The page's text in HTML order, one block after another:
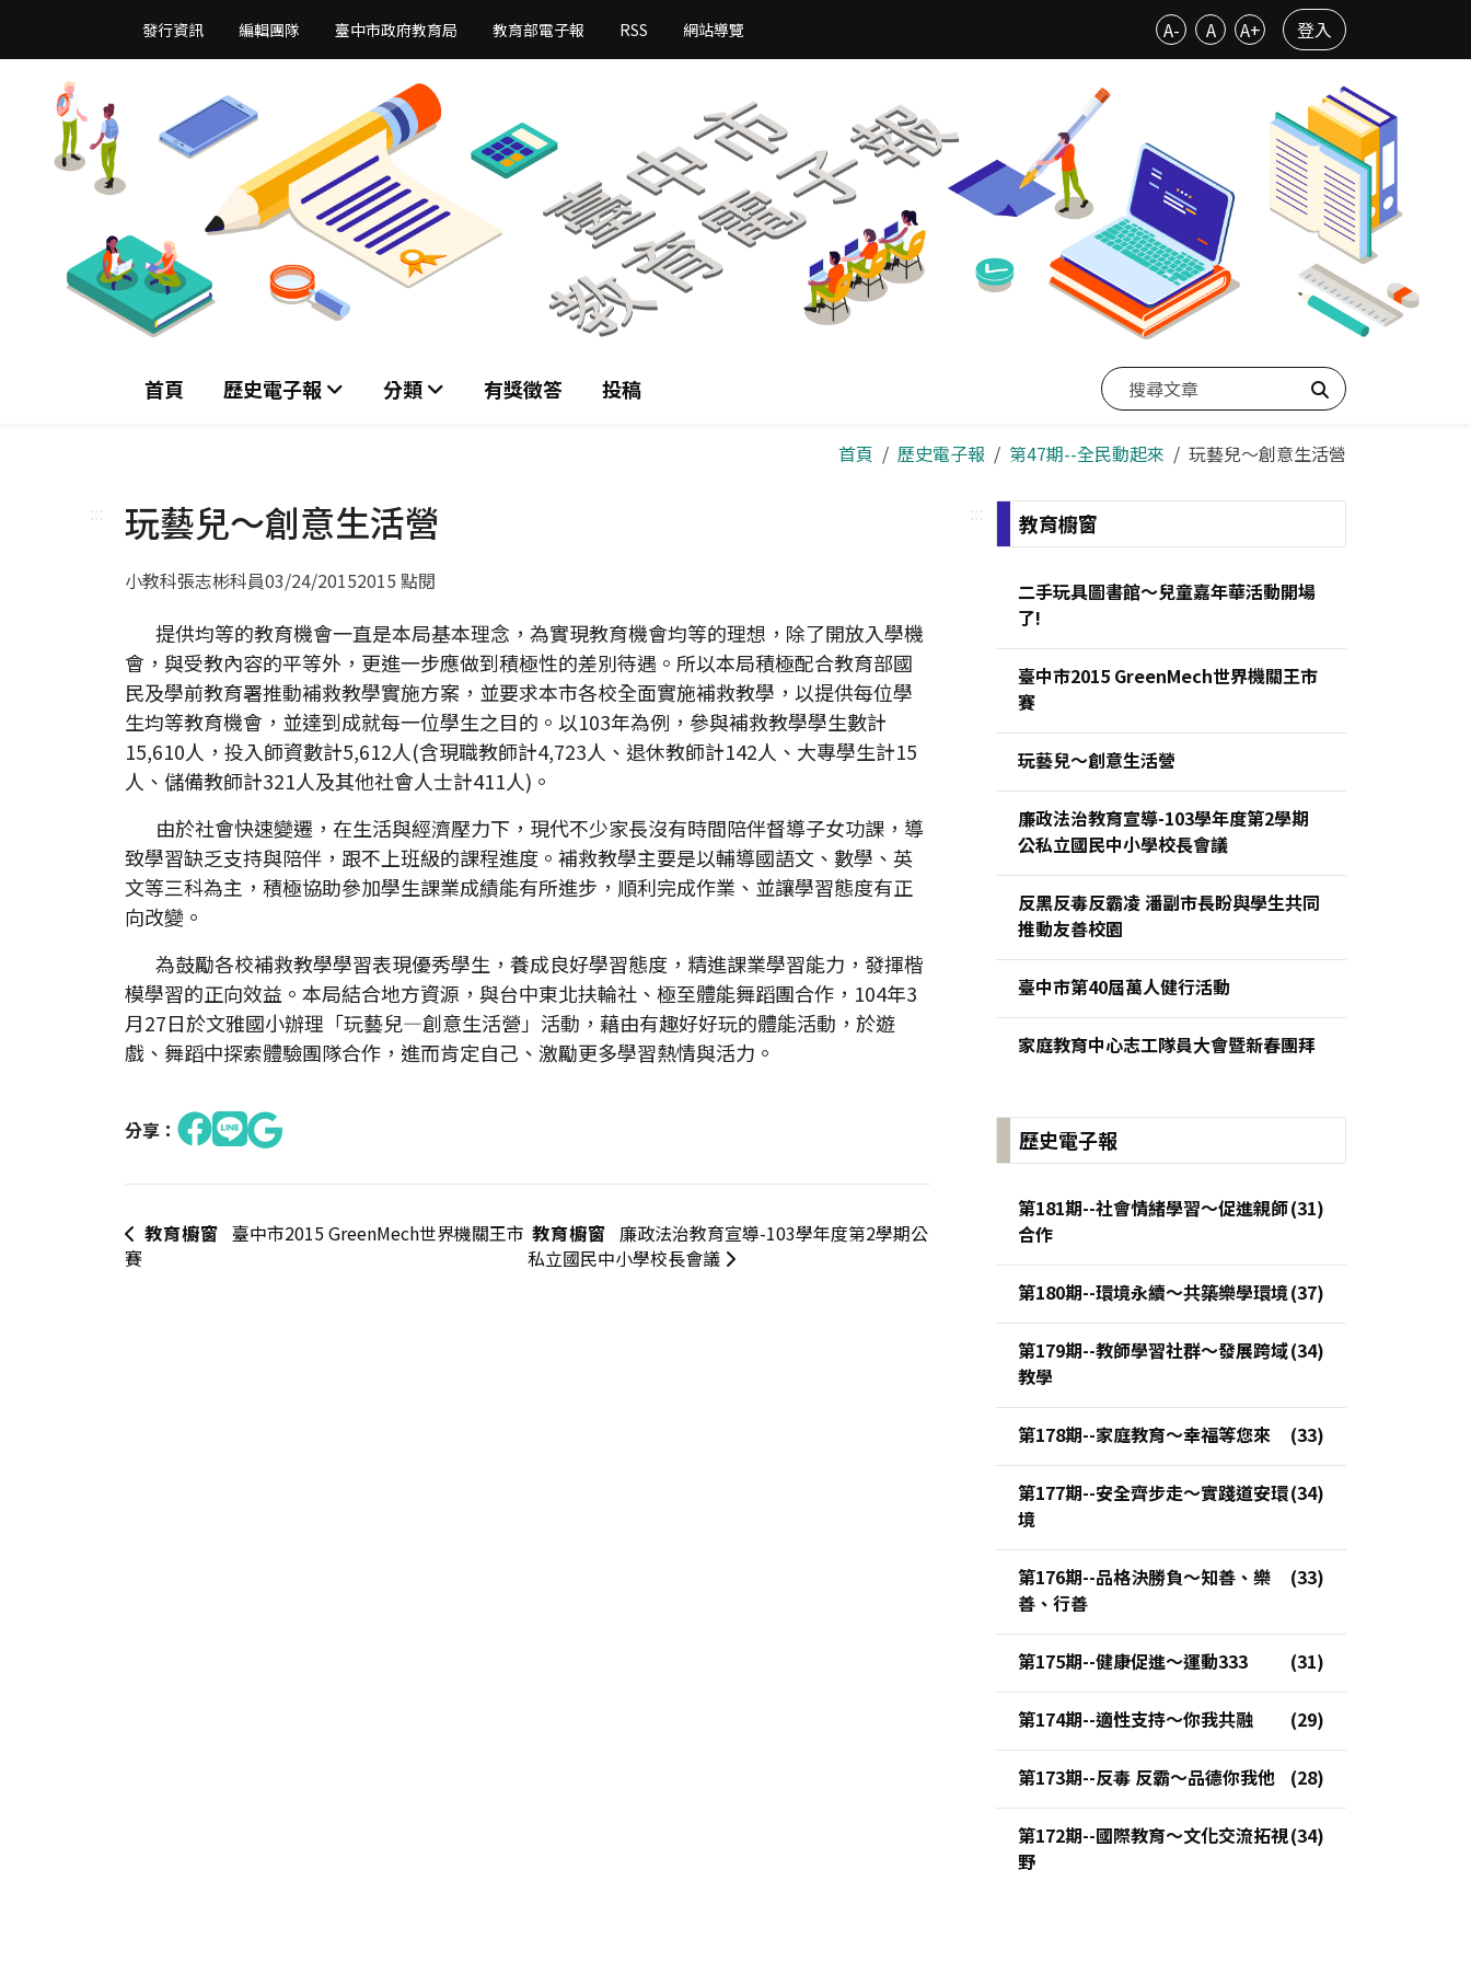
主
發行資訊 編輯團隊 臺中市政府教育局 教育部電子報 RSS 網站導覽 A- A A+ 登入
首頁 歷史電子報 分類 有獎徵答 投稿
搜尋
首頁 歷史電子報 第47期--全民動起來 玩藝兒～創意生活營
::: 玩藝兒～創意生活營
小教科張志彬科員03/24/20152015 點閱
提供均等的教育機會一直是本局基本理念，為實現教育機會均等的理想，除了開放入學機
會，與受教內容的平等外，更進一步應做到積極性的差別待遇。所以本局積極配合教育部國
民及學前教育署推動補救教學實施方案，並要求本市各校全面實施補救教學，以提供每位學
生均等教育機會，並達到成就每一位學生之目的。以103年為例，參與補救教學學生數計
15,610人，投入師資數計5,612人(含現職教師計4,723人、退休教師計142人、大專學生計15
人、儲備教師計321人及其他社會人士計411人)。
由於社會快速變遷，在生活與經濟壓力下，現代不少家長沒有時間陪伴督導子女功課，導
致學習缺乏支持與陪伴，跟不上班級的課程進度。補救教學主要是以輔導國語文、數學、英
文等三科為主，積極協助參加學生課業成績能有所進步，順利完成作業、並讓學習態度有正
向改變。
為鼓勵各校補救教學學習表現優秀學生，養成良好學習態度，精進課業學習能力，發揮楷
模學習的正向效益。本局結合地方資源，與台中東北扶輪社、極至體能舞蹈團合作，104年3
月27日於文雅國小辦理「玩藝兒—創意生活營」活動，藉由有趣好好玩的體能活動，於遊
戲、舞蹈中探索體驗團隊合作，進而肯定自己、激勵更多學習熱情與活力。
分享：
教育櫥窗 臺中市2015 GreenMech世界機關王市
賽
教育櫥窗 廉政法治教育宣導-103學年度第2學期公
私立國民中小學校長會議
::: 教育櫥窗
二手玩具圖書館～兒童嘉年華活動開場
了!
臺中市2015 GreenMech世界機關王市
賽
玩藝兒～創意生活營
廉政法治教育宣導-103學年度第2學期
公私立國民中小學校長會議
反黑反毒反霸凌 潘副市長盼與學生共同
推動友善校園
臺中市第40屆萬人健行活動
家庭教育中心志工隊員大會暨新春團拜
歷史電子報
第181期--社會情緒學習～促進親師
合作
第180期--環境永續～共築樂學環境
第179期--教師學習社群～發展跨域
教學
第178期--家庭教育～幸福等您來
第177期--安全齊步走～實踐道安環
境
第176期--品格決勝負～知善、樂
善、行善
第175期--健康促進～運動333
第174期--適性支持～你我共融
第173期--反毒 反霸～品德你我他
第172期--國際教育～文化交流拓視
野